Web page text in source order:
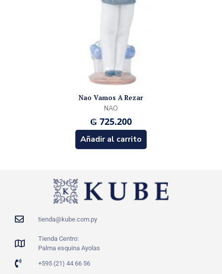
Nao Vamos A Rezar
NAO
₲ 725.200
Añadir al carrito
tienda@kube.com.py
Tienda Centro:
Palma esquina Ayolas
+595 (21) 44 66 56